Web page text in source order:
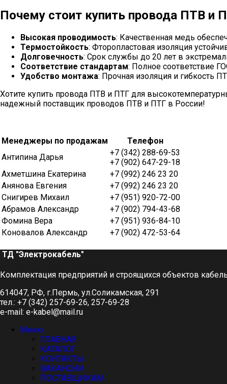
Почему стоит купить провода ПТВ и
Высокая проводимость: Качественная медь
Термостойкость: Фторопластовая изоляция
Долговечность: Срок службы до 20 лет в
Соответствие стандартам: Полное соответствие
Удобство монтажа: Прочная изоляция и гибкость
Хотите купить провода ПТВ и ПТГ для
надежный поставщик проводов ПТВ и ПТГ в России!
Менеджеры по продажам
Телефон
Антипина Дарья
+7 (342) 288-69-53
+7 (902) 647-29-18
Ахметшина Екатерина
+7 (992) 246 23 20
Анянова Евгения
+7 (992) 246 23 20
Снигирев Михаил
+7 (951) 920-72-00
Абрамов Александр
+7 (902) 794-43-68
Фомина Вера
+7 (951) 936-84-10
Коновалов Александр
+7 (902) 472-53-64
ТД "Электрокабель"​
Комплектация предприятий и строящихся объектов
614047, РФ, г.Пермь, ул.Соликамская, 291
тел.: +7 (342) 257-69-26, 257-69-28
e-mail: e-kabel@mail.ru
Меню
ГЛАВНАЯ
КАТАЛОГ
КОНТАКТЫ
ВАКАНСИИ
ПОСТАВЩИКАМ